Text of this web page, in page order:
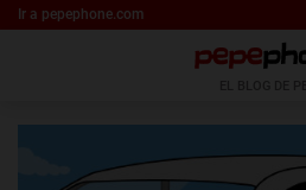
Ir a pepephone.com